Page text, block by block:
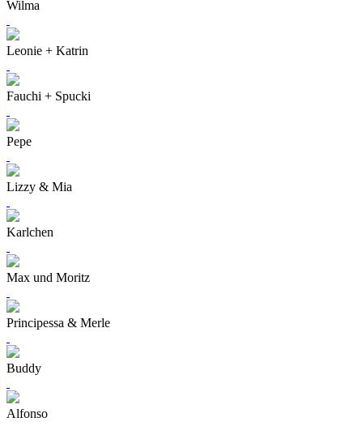
Wilma
Leonie + Katrin
Fauchi + Spucki
Pepe
Lizzy & Mia
Karlchen
Max und Moritz
Principessa & Merle
Buddy
Alfonso